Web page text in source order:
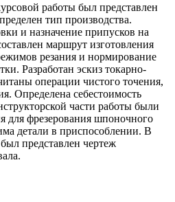
работы был представлен
тип производства.
и назначение припусков на
маршрут изготовления
резания и нормирование
Разработан эскиз токарно-
операции чистого точения,
Определена себестоимость
части работы были
для фрезерования шпоночного
детали в приспособлении. В
представлен чертеж